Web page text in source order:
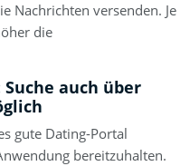
Nachrichten versenden. Je
die
auch über
gute Dating-Portal
bereitzuhalten.